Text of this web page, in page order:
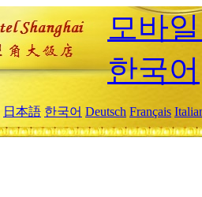
모바
한국어
日本語 한국어 Deutsch Français